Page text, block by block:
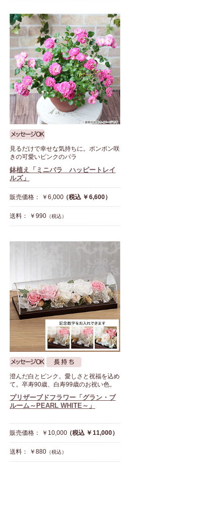
見るだけで幸せな気持ちに。ポンポン咲
きの可愛いピンクのバラ
鉢植え「ミニバラ ハッピートレイ
ルズ」
販売価格： ￥6,000（税込 ￥6,600）
送料： ￥990 （税込）
澄んだ白とピンク。愛しさと祝福を込め
て。卒寿90歳、白寿99歳のお祝い色。
プリザーブドフラワー「グラン・ブ
ルーム～PEARL WHITE～」
販売価格： ￥10,000（税込 ￥11,000）
送料： ￥880 （税込）